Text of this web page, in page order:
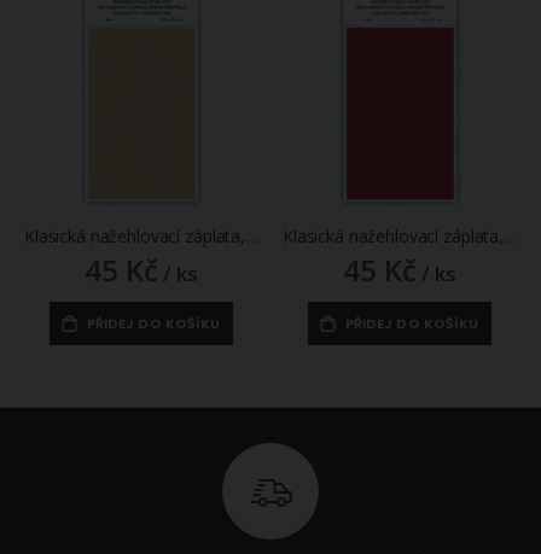
Klasická nažehlovací záplata, textilní bavlněná s nánosem polyetylenu 731-06, režná, 43x20cm
45 Kč / ks
PŘIDEJ DO KOŠÍKU
Klasická nažehlovací záplata, textilní bavlněná s nánosem polyetylenu 731-33, červená, 43x20cm
45 Kč / ks
PŘIDEJ DO KOŠÍKU